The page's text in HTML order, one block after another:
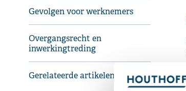
Gevolgen voor werknemers
Overgangsrecht en
inwerkingtreding
Gerelateerde artikelen